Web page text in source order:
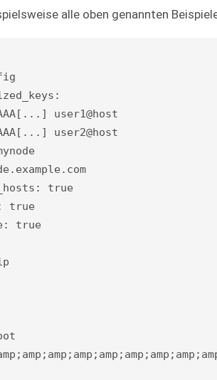
alle oben genannten
user1@host
user2@host
true
true
true